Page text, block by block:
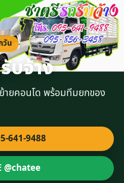
วัน
บจ้าง
ายคอนโด พร้อมทีมยกของ
641-9488
@chatee